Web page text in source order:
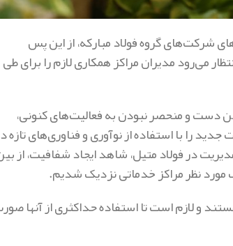
شرکت‌های گروه فولاد مبارکه، از این پس
می‌رود مدیران مراکز همکاری لازم را برای طی
دست و منحصر نبودن به فعالیت‌های کنونی،
را با استفاده از نوآوری و فناوری‌های تازه
در فولاد متیل، شاهد ایجاد شفافیت، از
نظر مراکز خدماتی نزدیک شدیم.
و لازم است تا استفاده حداکثری از آنها